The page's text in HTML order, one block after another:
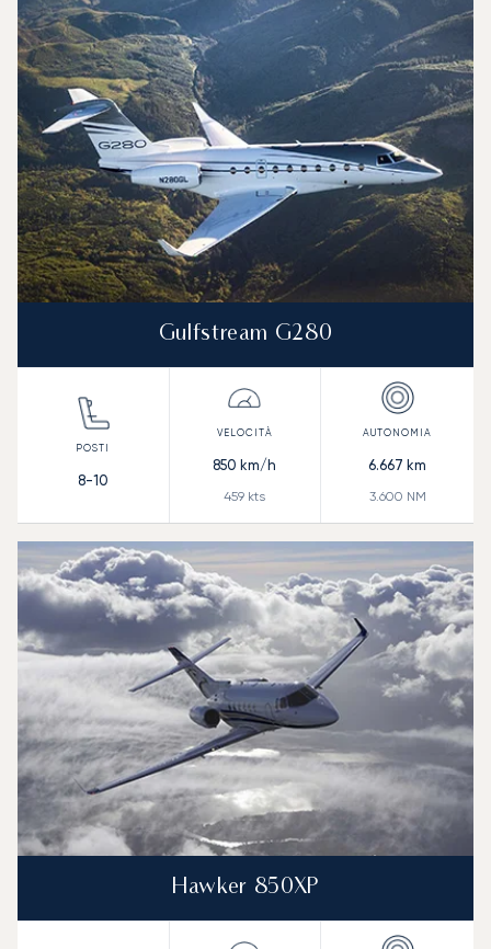
Velocità (km/h)
Velocità (nodi)
Autonomia
Autonomia (NM)
Gulfstream G280
8-10
850 km/h
459 kts
6.667 km
3.600 NM
Hawker 850XP